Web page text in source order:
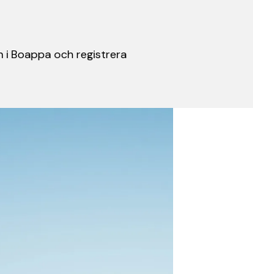
i Boappa och registrera